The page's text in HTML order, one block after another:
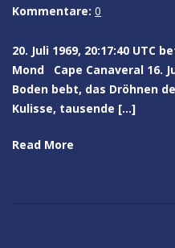
Kommentare: 0
20. Juli 1969, 20:17:40
Mond Cape Canaveral 16.
Boden bebt, das Dröhnen
Kulisse, tausende […]
Read More